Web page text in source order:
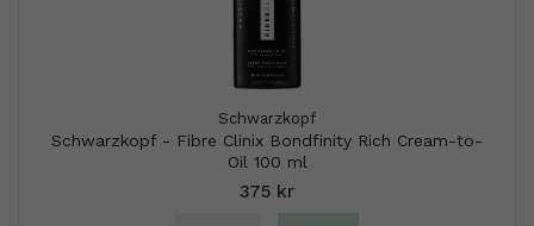
Schwarzkopf
Schwarzkopf - Fibre Clinix Bondfinity Rich Cream-to-
Oil 100 ml
375 kr